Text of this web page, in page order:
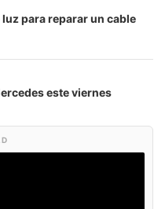
para reparar un cable
este viernes